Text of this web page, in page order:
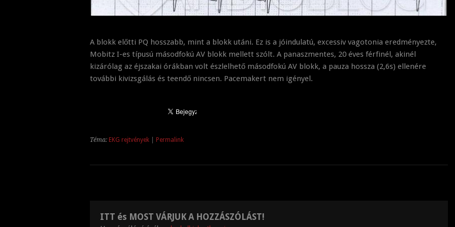
A blokk előtti PQ hosszabb, mint a blokk utáni. Ez is a jóindulatú, excessiv vagotonia eredményezte,
Mobitz I-es típusú másodfokú AV blokk mellett szólt. A panaszmentes, 20 éves férfinél, akinél
kizárólag az éjszakai órákban volt észlelhető másodfokú AV blokk, a pauza hossza (2,6s) ellenére
további kivizsgálás és teendő nincsen. Pacemakert nem igényel.
Téma: EKG rejtvények Permalink
ITT és MOST VÁRJUK A HOZZÁSZÓLÁST!